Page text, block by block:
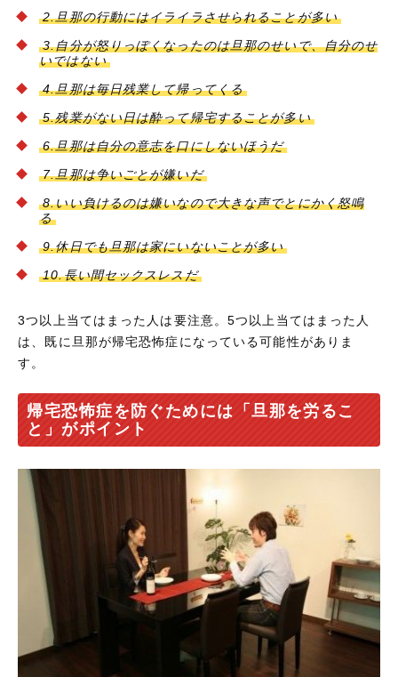
2.旦那の行動にはイライラさせられることが多い
3.自分が怒りっぽくなったのは旦那のせいで、自分のせ
いではない
4.旦那は毎日残業して帰ってくる
5.残業がない日は酔って帰宅することが多い
6.旦那は自分の意志を口にしないほうだ
7.旦那は争いごとが嫌いだ
8.いい負けるのは嫌いなので大きな声でとにかく怒鳴
る
9.休日でも旦那は家にいないことが多い
10.長い間セックスレスだ
3つ以上当てはまった人は要注意。5つ以上当てはまった人
は、既に旦那が帰宅恐怖症になっている可能性がありま
す。
帰宅恐怖症を防ぐためには「旦那を労るこ
と」がポイント